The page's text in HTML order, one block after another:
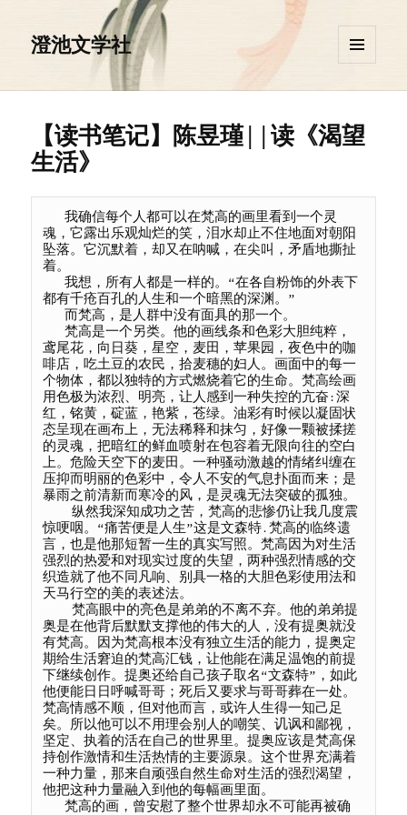
澄池文学社
挂件
【读书笔记】陈昱瑾||读《渴望
生活》
   我确信每个人都可以在梵高的画里看到一个灵
魂，它露出乐观灿烂的笑，泪水却止不住地面对朝阳
坠落。它沉默着，却又在呐喊，在尖叫，矛盾地撕扯
着。
   我想，所有人都是一样的。“在各自粉饰的外表下
都有千疮百孔的人生和一个暗黑的深渊。”
   而梵高，是人群中没有面具的那一个。
   梵高是一个另类。他的画线条和色彩大胆纯粹，
鸢尾花，向日葵，星空，麦田，苹果园，夜色中的咖
啡店，吃土豆的农民，拾麦穗的妇人。画面中的每一
个物体，都以独特的方式燃烧着它的生命。梵高绘画
用色极为浓烈、明亮，让人感到一种失控的亢奋:深
红，铭黄，碇蓝，艳紫，苍绿。油彩有时候以凝固状
态呈现在画布上，无法稀释和抹匀，好像一颗被揉搓
的灵魂，把暗红的鲜血喷射在包容着无限向往的空白
上。危险天空下的麦田。一种骚动激越的情绪纠缠在
压抑而明丽的色彩中，令人不安的气息扑面而来；是
暴雨之前清新而寒冷的风，是灵魂无法突破的孤独。
    纵然我深知成功之苦，梵高的悲惨仍让我几度震
惊哽咽。“痛苦便是人生”这是文森特.梵高的临终遗
言，也是他那短暂一生的真实写照。梵高因为对生活
强烈的热爱和对现实过度的失望，两种强烈情感的交
织造就了他不同凡响、别具一格的大胆色彩使用法和
天马行空的美的表述法。
    梵高眼中的亮色是弟弟的不离不弃。他的弟弟提
奥是在他背后默默支撑他的伟大的人，没有提奥就没
有梵高。因为梵高根本没有独立生活的能力，提奥定
期给生活窘迫的梵高汇钱，让他能在满足温饱的前提
下继续创作。提奥还给自己孩子取名“文森特”，如此
他便能日日呼喊哥哥；死后又要求与哥哥葬在一处。
梵高情感不顺，但对他而言，或许人生得一知己足
矣。所以他可以不用理会别人的嘲笑、讥讽和鄙视，
坚定、执着的活在自己的世界里。提奥应该是梵高保
持创作激情和生活热情的主要源泉。这个世界充满着
一种力量，那来自顽强自然生命对生活的强烈渴望，
他把这种力量融入到他的每幅画里面。
   梵高的画，曾安慰了整个世界却永不可能再被确